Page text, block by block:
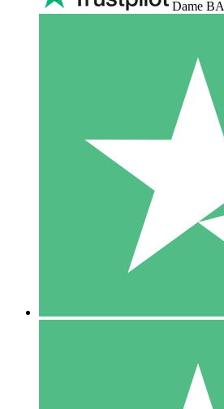
Dame BA